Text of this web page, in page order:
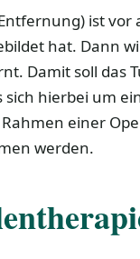
ist vor
hat. Dann
Damit soll das
hierbei um
einer
werden.